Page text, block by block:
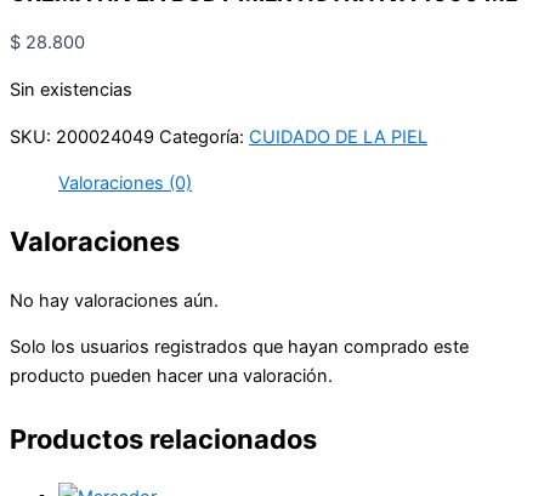
$ 28.800
Sin existencias
SKU: 200024049 Categoría: CUIDADO DE LA PIEL
Valoraciones (0)
Valoraciones
No hay valoraciones aún.
Solo los usuarios registrados que hayan comprado este
producto pueden hacer una valoración.
Productos relacionados